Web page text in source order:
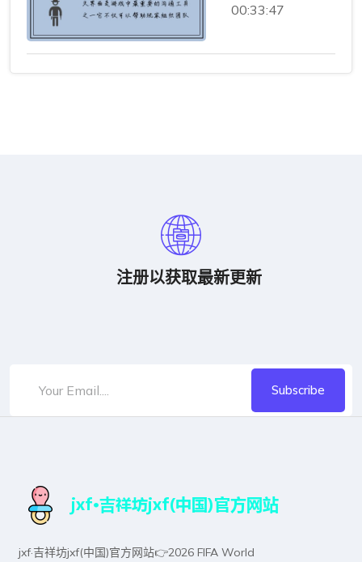
00:33:47
注册以获取最新更新
Subscribe
jxf·吉祥坊jxf(中国)官方网站👉2026 FIFA World